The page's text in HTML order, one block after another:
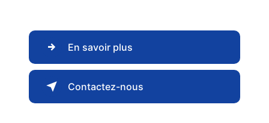
En savoir plus
Contactez-nous